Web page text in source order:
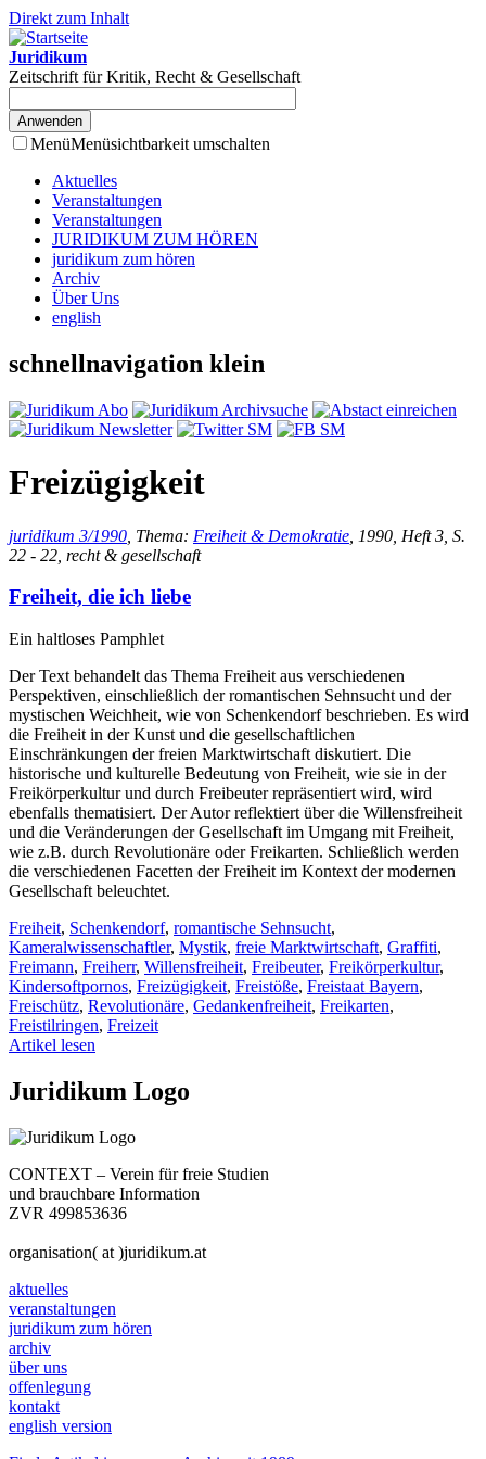
Direkt zum Inhalt
Juridikum
Zeitschrift für Kritik, Recht & Gesellschaft
MenüMenüsichtbarkeit umschalten
Aktuelles
Veranstaltungen
Veranstaltungen
JURIDIKUM ZUM HÖREN
juridikum zum hören
Archiv
Über Uns
english
schnellnavigation klein
Freizügigkeit
juridikum 3/1990 , Thema: Freiheit & Demokratie , 1990, Heft 3, S.
22 - 22, recht & gesellschaft
Freiheit, die ich liebe
Ein haltloses Pamphlet
Der Text behandelt das Thema Freiheit aus verschiedenen
Perspektiven, einschließlich der romantischen Sehnsucht und der
mystischen Weichheit, wie von Schenkendorf beschrieben. Es wird
die Freiheit in der Kunst und die gesellschaftlichen
Einschränkungen der freien Marktwirtschaft diskutiert. Die
historische und kulturelle Bedeutung von Freiheit, wie sie in der
Freikörperkultur und durch Freibeuter repräsentiert wird, wird
ebenfalls thematisiert. Der Autor reflektiert über die Willensfreiheit
und die Veränderungen der Gesellschaft im Umgang mit Freiheit,
wie z.B. durch Revolutionäre oder Freikarten. Schließlich werden
die verschiedenen Facetten der Freiheit im Kontext der modernen
Gesellschaft beleuchtet.
Freiheit, Schenkendorf, romantische Sehnsucht,
Kameralwissenschaftler, Mystik, freie Marktwirtschaft, Graffiti,
Freimann, Freiherr, Willensfreiheit, Freibeuter, Freikörperkultur,
Kindersoftpornos, Freizügigkeit, Freistöße, Freistaat Bayern,
Freischütz, Revolutionäre, Gedankenfreiheit, Freikarten,
Freistilringen, Freizeit
Artikel lesen
Juridikum Logo
CONTEXT – Verein für freie Studien
und brauchbare Information
ZVR 499853636
organisation( at )juridikum.at
aktuelles
veranstaltungen
juridikum zum hören
archiv
über uns
offenlegung
kontakt
english version